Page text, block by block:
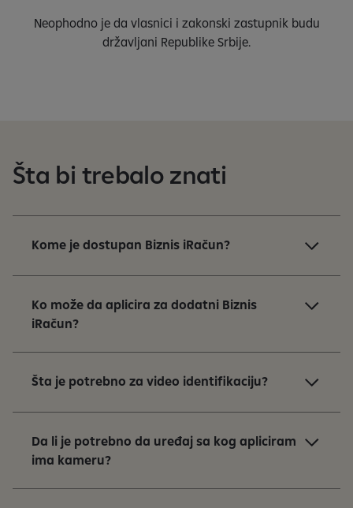
Neophodno je da vlasnici i zakonski zastupnik budu
državljani Republike Srbije.
Šta bi trebalo znati
Kome je dostupan Biznis iRačun?
Ko može da aplicira za dodatni Biznis
iRačun?
Šta je potrebno za video identifikaciju?
Da li je potrebno da uređaj sa kog apliciram
ima kameru?